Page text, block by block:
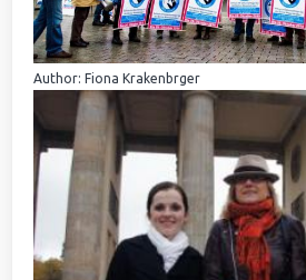
Author: Fiona Krakenbrger